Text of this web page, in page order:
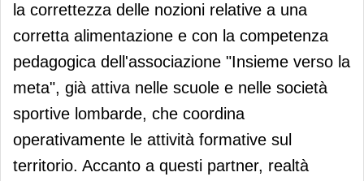
la correttezza delle nozioni relative a una
corretta alimentazione e con la competenza
pedagogica dell'associazione "Insieme verso la
meta", già attiva nelle scuole e nelle società
sportive lombarde, che coordina
operativamente le attività formative sul
territorio. Accanto a questi partner, realtà